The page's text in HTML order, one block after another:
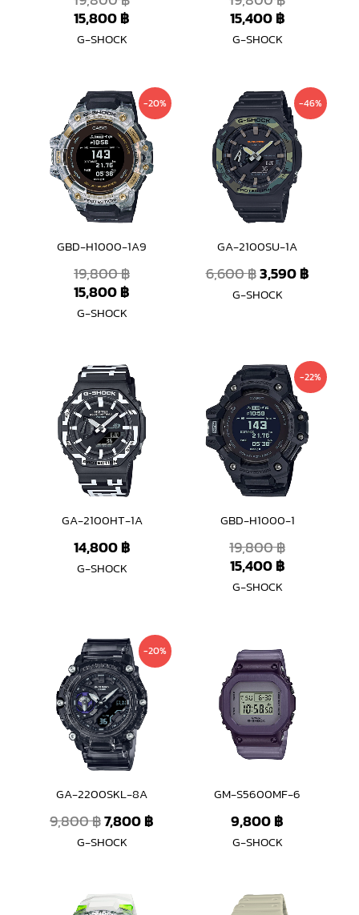
15,800฿
G-SHOCK
15,400฿
G-SHOCK
-20%
GBD-H1000-1A9
19,800฿
Original
price
was:
19,800 ฿.
15,800฿
Current
price
is:
15,800 ฿.
G-SHOCK
-46%
GA-2100SU-1A
6,600฿
Original
price
was:
6,600 ฿.
3,590฿
price
G-SHOCK
GA-2100HT-1A
14,800฿
G-SHOCK
-22%
GBD-H1000-1
19,800฿
Original
price
was:
19,800 ฿.
15,400฿
Current
price
is:
15,400 ฿.
G-SHOCK
-20%
GA-2200SKL-8A
9,800฿
Original
price
was:
9,800 ฿.
7,800฿
Current
price
G-SHOCK
GM-S5600MF-6
9,800฿
G-SHOCK